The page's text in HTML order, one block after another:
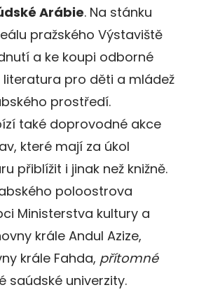
Arábie. Na stánku
pražského Výstaviště
a ke koupi odborné
literatura pro děti a mládež
prostředí.
také doprovodné akce
které mají za úkol
přiblížit i jinak než knižně.
poloostrova
Ministerstva kultury a
krále Andul Azize,
krále Fahda, přítomné
saúdské univerzity.